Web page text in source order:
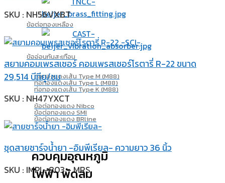
ข้อต่อทองเหลือง
ข้ออ่อนกันสะเทือน
ท่อทองแดงเส้น Type M (M88)
ท่อทองแดงเส้น Type L (M88)
ท่อทองแดงเส้น Type K (M88)
ข้อต่อทองแดง Nibco
ข้อต่อทองแดง SMI
ข้อต่อทองแดง BRline
ควบคุมอุณหภูมิ
ไฟฟ้า พัดลม
SKU : NH56VXBT
สยามคอมเพรสเซอร์ คอมเพรสเซอร์โรตารี่ R-22 ขนาด
29,514 บีทียู/ชม
SKU : NH47YXCT
ชุดสายชาร์จน้ำยา -อิมพีเรียล- ความยาว 36 นิ้ว
SKU : IMPL-803 - MRS